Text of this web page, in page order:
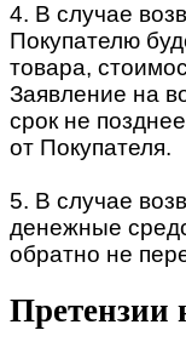
4. В случае
Покупателю
товара,
Заявление на
срок не
от Покупателя.
5. В случае
денежные
обратно не
Претензии